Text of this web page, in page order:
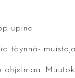
upina.
täynnä-
ohjelmaa.